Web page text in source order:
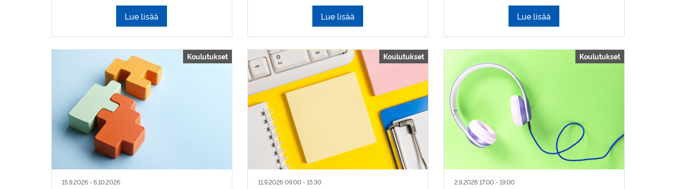
Lue lisää Lue lisää Lue lisää
Koulutukset
15.9.2026 - 6.10.2026
Koulutukset
11.9.2026 09:00 - 15:30
Koulutukset
2.9.2026 17:00 - 19:00